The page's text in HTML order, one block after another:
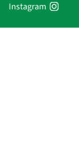
Instagram